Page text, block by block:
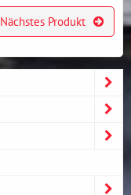
Nächstes Produkt